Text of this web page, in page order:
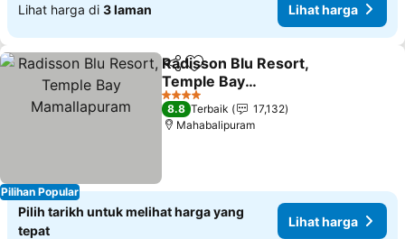
Lihat harga di 3 laman Lihat harga
Pilihan Popular
KongsiTambah ke favorit
Radisson Blu Resort,
Temple Bay
Mamallapuram
Lihat harga
4 Bintang
8.8 Terbaik
17,132
Mahabalipuram
Pilih tarikh untuk melihat harga yang
tepat
Lihat harga